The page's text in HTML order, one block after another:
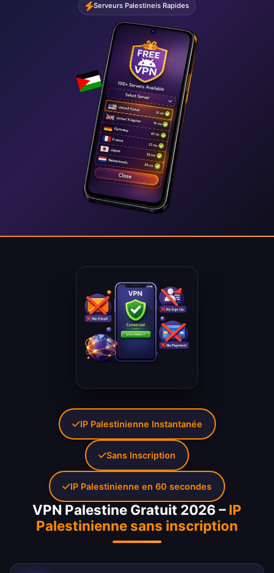
Serveurs Palestineis Rapides
VPN Palestine Gratuit 2026 –IP
Palestinienne sans inscription
IP Palestinienne Instantanée
Sans Inscription
IP Palestinienne en 60 secondes